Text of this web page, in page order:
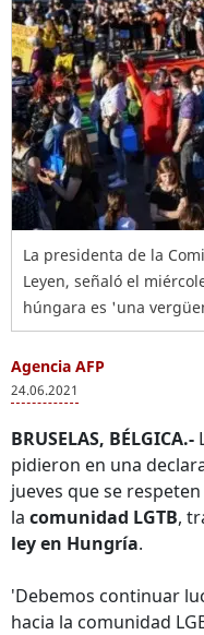
La presidenta de la
Leyen, señaló el
húngara es 'una
Agencia AFP
24.06.2021
BRUSELAS, BÉLGICA.-
pidieron en una
jueves que se
la comunidad LGTB,
ley en Hungría.
'Debemos continuar
hacia la comunidad